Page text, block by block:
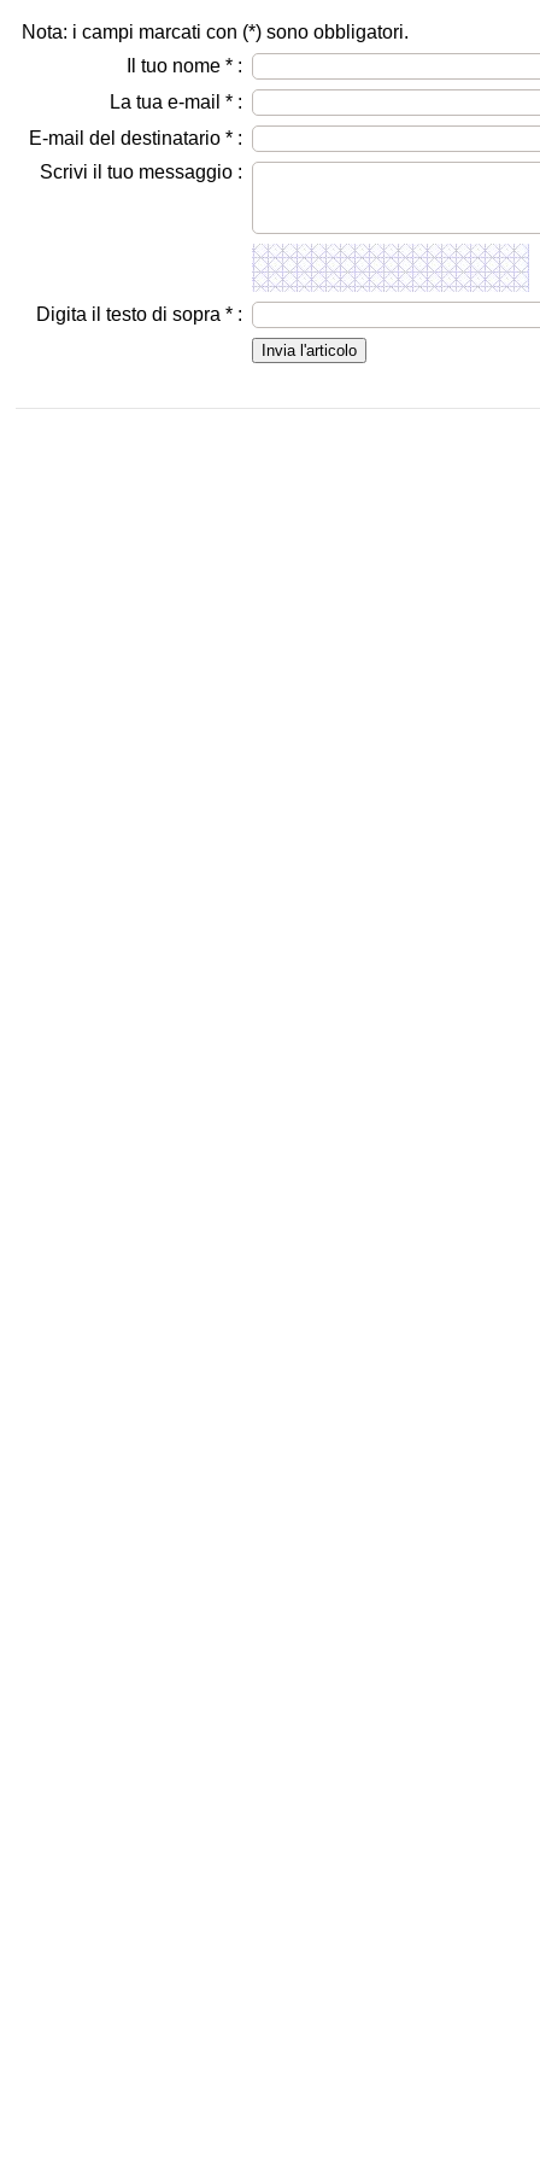
Nota: i campi marcati con (*) sono obbligatori.
Il tuo nome * :
La tua e-mail * :
E-mail del destinatario * :
Scrivi il tuo messaggio :
Digita il testo di sopra * :